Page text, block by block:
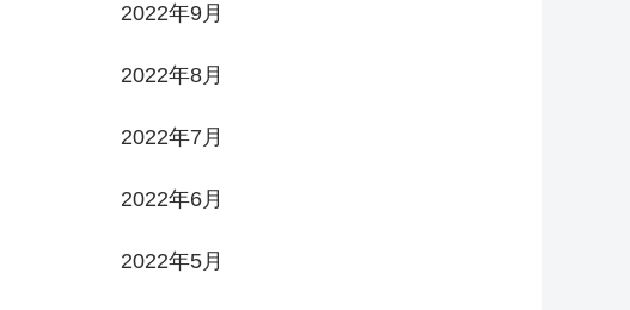
2022年9月
2022年8月
2022年7月
2022年6月
2022年5月